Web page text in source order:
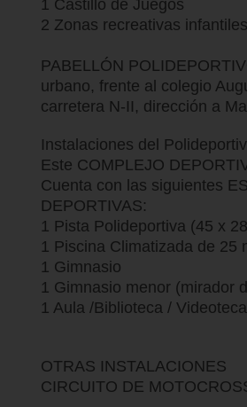
1 Castillo de Juegos
2 Zonas recreativas infantiles
PABELLÓN
urbano, frente al colegio
carretera N-II, dirección a
Instalaciones del
Este COMPLEJO
Cuenta con las siguientes
DEPORTIVAS:
1 Pista Polideportiva (45 x
1 Piscina Climatizada de 25
1 Gimnasio
1 Gimnasio menor (mirador
1 Aula /Biblioteca / Videoteca
OTRAS INSTALACIONES
CIRCUITO DE